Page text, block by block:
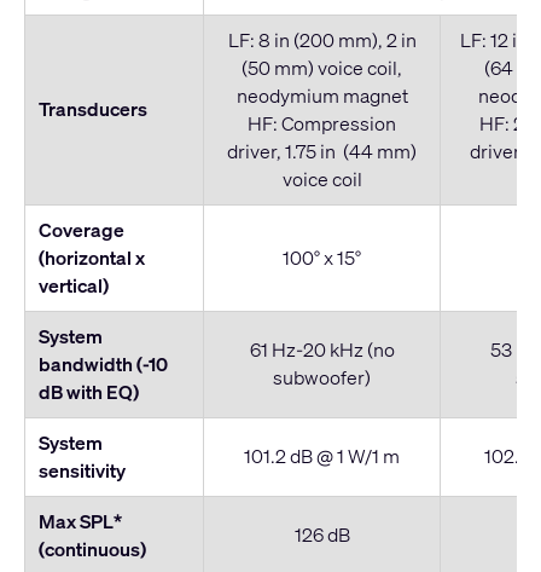
Transducers
LF: 8 in (200 mm), 2 in
(50 mm) voice coil,
neodymium magnet
HF: Compression
driver, 1.75 in (44 mm)
voice coil
LF: 12 in
(64
HF:
driver,
Coverage
(horizontal x
vertical)
100° x 15°
System
bandwidth (-10
dB with EQ)
61 Hz-20 kHz (no
subwoofer)
53
System
sensitivity
101.2 dB @ 1 W/1 m 102.3
Max SPL*
(continuous)
126 dB